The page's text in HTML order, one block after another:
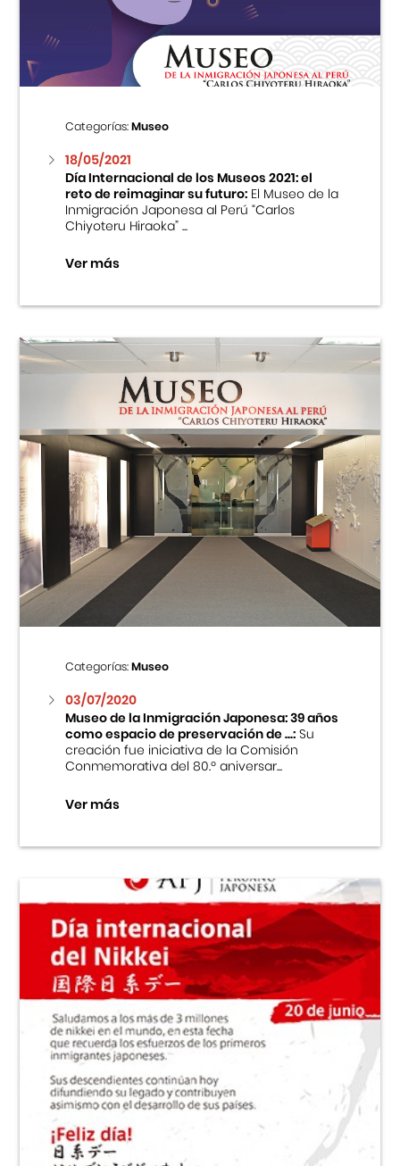
Centro Cultural Peruano Japonés
Cursos
Museo de la Inmigración Japonesa
Fondo Editorial
Teatro Peruano Japonés
Categorías:Museo
18/05/2021
Día Internacional de los Museos 2021: el
reto de reimaginar su futuro:El Museo de la
Inmigración Japonesa al Perú “Carlos
Chiyoteru Hiraoka” ...
Ver más
Categorías:Museo
03/07/2020
Museo de la Inmigración Japonesa: 39 años
como espacio de preservación de ...:Su
creación fue iniciativa de la Comisión
Conmemorativa del 80.º aniversar...
Ver más